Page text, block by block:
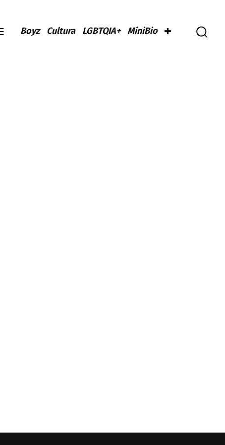
Boyz Cultura LGBTQIA+ MiniBio